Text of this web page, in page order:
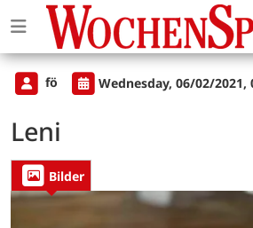
fö Wednesday, 06/02/2021,
Leni
Bilder